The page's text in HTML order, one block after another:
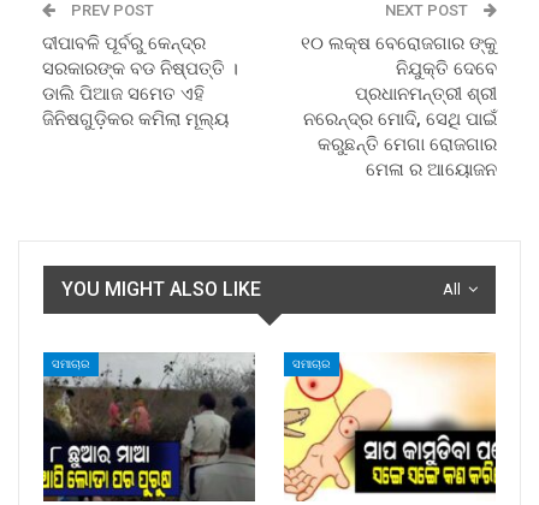
PREV POST
ଦୀପାବଳି ପୂର୍ବରୁ କେନ୍ଦ୍ର
ସରକାରଙ୍କ ବଡ ନିଷ୍ପତ୍ତି ।
ଡାଲି ପିଆଜ ସମେତ ଏହି
ଜିନିଷଗୁଡ଼ିକର କମିଲା ମୂଲ୍ୟ
NEXT POST
୧୦ ଲକ୍ଷ ବେରୋଜଗାର ଙ୍କୁ
ନିଯୁକ୍ତି ଦେବେ
ପ୍ରଧାନମନ୍ତ୍ରୀ ଶ୍ରୀ
ନରେନ୍ଦ୍ର ମୋଦି, ସେଥି ପାଇଁ
କରୁଛନ୍ତି ମେଗା ରୋଜଗାର
ମେଳା ର ଆୟୋଜନ
All
YOU MIGHT ALSO LIKE
ସମାଚାର ସମାଚାର